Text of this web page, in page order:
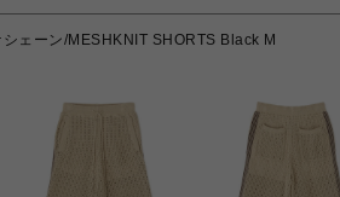
ェーン/MESHKNIT SHORTS Black M